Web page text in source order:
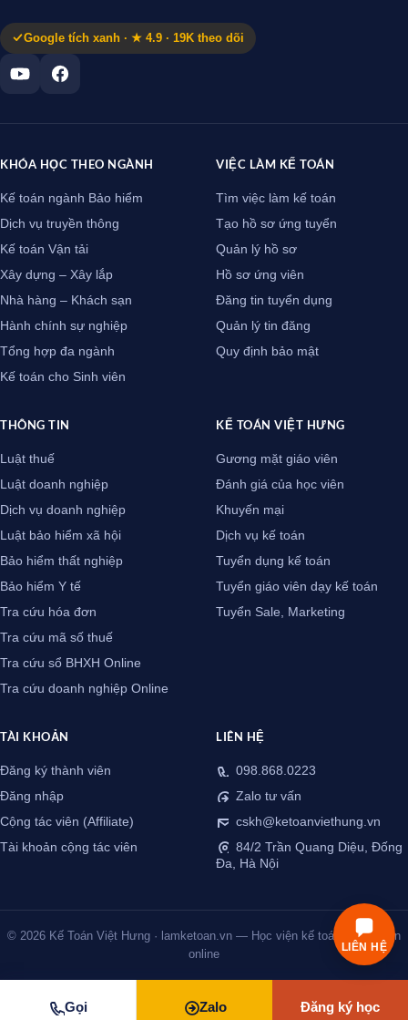
Google tích xanh · ★ 4.9 · 19K theo dõi
KHÓA HỌC THEO NGÀNH
Kế toán ngành Bảo hiểm
Dịch vụ truyền thông
Kế toán Vận tải
Xây dựng – Xây lắp
Nhà hàng – Khách sạn
Hành chính sự nghiệp
Tổng hợp đa ngành
Kế toán cho Sinh viên
VIỆC LÀM KẾ TOÁN
Tìm việc làm kế toán
Tạo hồ sơ ứng tuyển
Quản lý hồ sơ
Hồ sơ ứng viên
Đăng tin tuyển dụng
Quản lý tin đăng
Quy định bảo mật
THÔNG TIN
Luật thuế
Luật doanh nghiệp
Dịch vụ doanh nghiệp
Luật bảo hiểm xã hội
Bảo hiểm thất nghiệp
Bảo hiểm Y tế
Tra cứu hóa đơn
Tra cứu mã số thuế
Tra cứu sổ BHXH Online
Tra cứu doanh nghiệp Online
KẾ TOÁN VIỆT HƯNG
Gương mặt giáo viên
Đánh giá của học viên
Khuyến mại
Dịch vụ kế toán
Tuyển dụng kế toán
Tuyển giáo viên dạy kế toán
Tuyển Sale, Marketing
TÀI KHOẢN
Đăng ký thành viên
Đăng nhập
Cộng tác viên (Affiliate)
Tài khoản cộng tác viên
LIÊN HỆ
098.868.0223
Zalo tư vấn
cskh@ketoanviethung.vn
84/2 Trần Quang Diệu, Đống
Đa, Hà Nội
© 2026 Kế Toán Việt Hưng · lamketoan.vn — Học viện kế toán thực chiến
online
Gọi Zalo Đăng ký học
LIÊN HỆ